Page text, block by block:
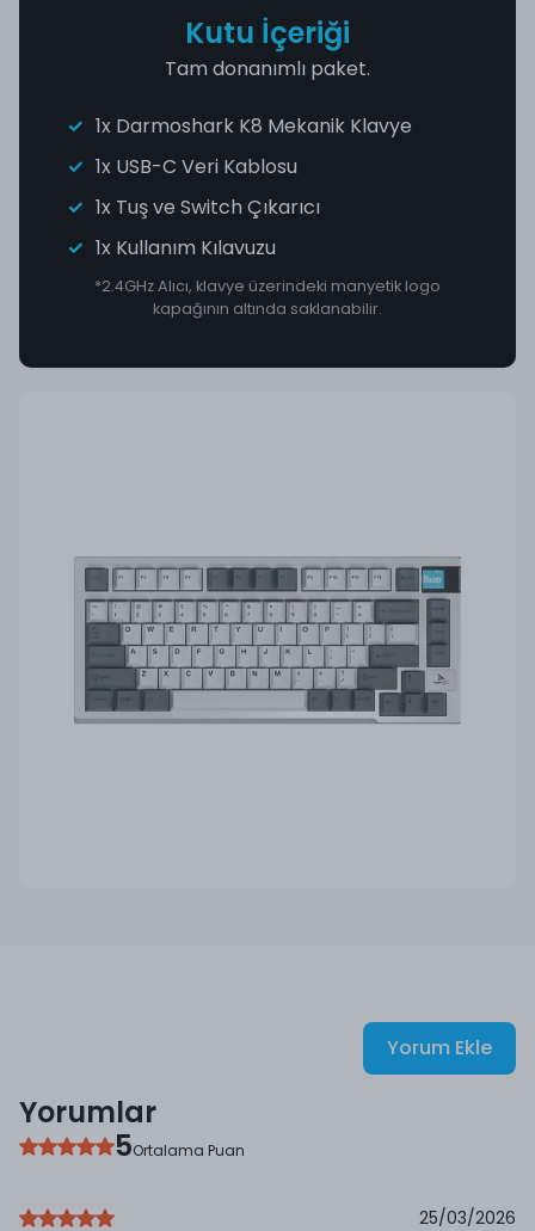
Kutu İçeriği
Tam donanımlı paket.
1x Darmoshark K8 Mekanik Klavye
1x USB-C Veri Kablosu
1x Tuş ve Switch Çıkarıcı
1x Kullanım Kılavuzu
*2.4GHz Alıcı, klavye üzerindeki manyetik logo
kapağının altında saklanabilir.
Yorum Ekle
Yorumlar
5Ortalama Puan
25/03/2026